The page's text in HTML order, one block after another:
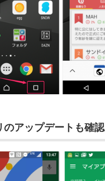
のアップデートも確認